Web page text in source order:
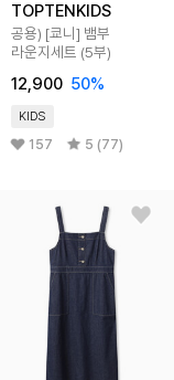
TOPTENKIDS
공용) [쿄니] 뱀부
라운지세트 (5부)
12,900 50%
KIDS
157 5 (77)